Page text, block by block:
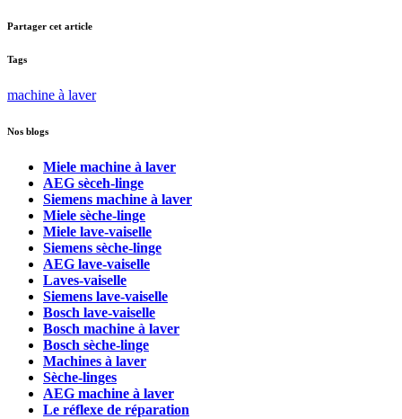
Partager cet article
Tags
machine à laver
Nos blogs
Miele machine à laver
AEG sèceh-linge
Siemens machine à laver
Miele sèche-linge
Miele lave-vaiselle
Siemens sèche-linge
AEG lave-vaiselle
Laves-vaiselle
Siemens lave-vaiselle
Bosch lave-vaiselle
Bosch machine à laver
Bosch sèche-linge
Machines à laver
Sèche-linges
AEG machine à laver
Le réflexe de réparation